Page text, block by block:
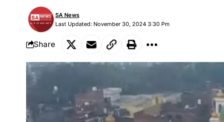
Last Updated: November 30, 2024 3:30 Pm
SA News
Share